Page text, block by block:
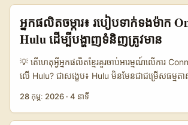
B2B) Medium High High 📈 Monetization /
Medium High High 🎯 Targeting for
Medium High High ⏱️ Video completion
Medium High 🔒 Brand safety & B2B
High High តារាងប្រាប់ថា Rumble បញ្ជាក់ជាស្ថានី
និង video completion ប៉ុន្តែនៅផ្នែក targeting និ
ប្រយោជន៍ខ្លាំង។ ក្តីសម្រេចចុងក្រោយ៖ ប្រើ Rumble
platform ត្រូវមានវិធីសាស្រ្តមាតិកា ដែលពាក់ព័ន្ធនិងឈ្ន
Finland។ អត្ថបទនេះផ្តល់ផែនការ​ពិសេស​ចំពោះ
ធ្វើអ្វីលើ SoundCloud, របៀបស្វែងរក និងវាយតម្លៃម៉
សរសេរ outreach សុទ្ធសាធ, និងមាតិការចាប់អារម្មណ៍
follow‑up content ដែលក្លាយជាការសហការល្អ។
Snapshot: វិលបង្រៀនតាម Platform និង
Option A Option B Option C 👥 Monthly
800.000 1.000.000 📈 Conversion 12%
អ្នកផលិតចម្ការ៖ របៀបទាក់ទងម៉ាក
Hulu ដើម្បីបង្ហាញទំនិញត្រូវមាន
💡 តើហេតុអ្វីអ្នកផលិតខ្មែរ​គួរចាប់អារម្មណ៍លើការ
លើ Hulu? ជាសង្ខេប៖ Hulu មិនមែនជាជម្រើសធម្មត
placement ដែលអាចជួយម៉ាក Oman ចូលទៅក្នុងឈុ
28 កុម្ភៈ 2026 · 4 នាទី